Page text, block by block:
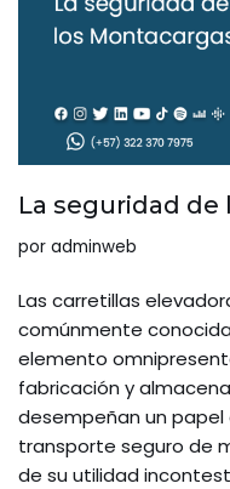
La seguridad de
por adminweb
Las carretillas
comúnmente
elemento
fabricación y
desempeñan un
transporte seguro de
de su utilidad